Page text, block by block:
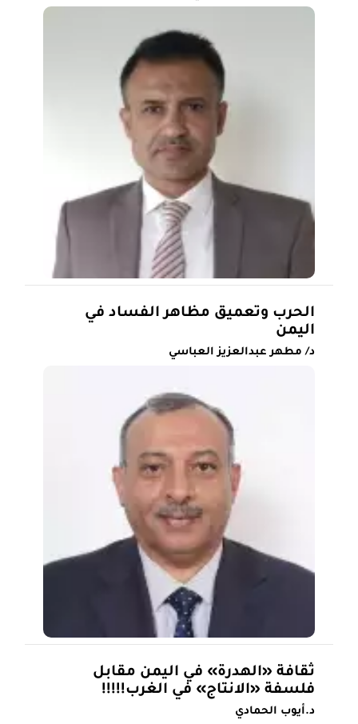
الحرب وتعميق مظاهر الفساد في
اليمن
د/ مطهر عبدالعزيز العباسي
ثقافة «الهدرة» في اليمن مقابل
فلسفة «الانتاج» في الغرب!!!!!
د.أيوب الحمادي